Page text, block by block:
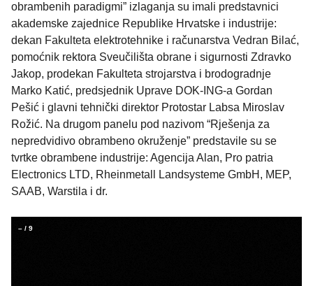
obrambenih paradigmi” izlaganja su imali predstavnici
akademske zajednice Republike Hrvatske i industrije:
dekan Fakulteta elektrotehnike i računarstva Vedran Bilać,
pomoćnik rektora Sveučilišta obrane i sigurnosti Zdravko
Jakop, prodekan Fakulteta strojarstva i brodogradnje
Marko Katić, predsjednik Uprave DOK-ING-a Gordan
Pešić i glavni tehnički direktor Protostar Labsa Miroslav
Rožić. Na drugom panelu pod nazivom “Rješenja za
nepredvidivo obrambeno okruženje” predstavile su se
tvrtke obrambene industrije: Agencija Alan, Pro patria
Electronics LTD, Rheinmetall Landsysteme GmbH, MEP,
SAAB, Warstila i dr.
– / 9